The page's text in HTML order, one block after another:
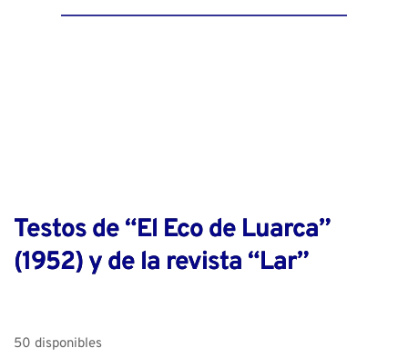
Testos de “El Eco de Luarca”
(1952) y de la revista “Lar”
50 disponibles